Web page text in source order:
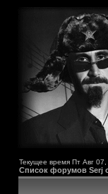
Текущее время Пт Авг
Список форумов Serj